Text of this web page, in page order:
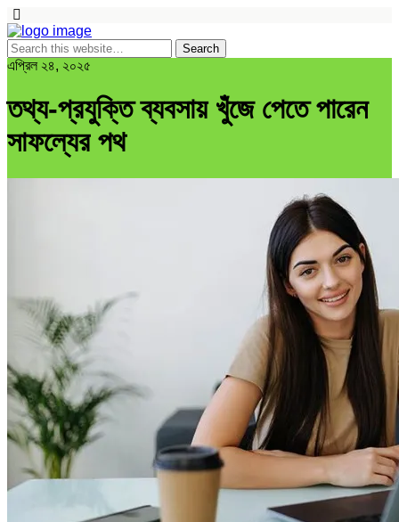
এপ্রিল ২৪, ২০২৫
তথ্য-প্রযুক্তি ব্যবসায় খুঁজে পেতে পারেন
সাফল্যের পথ